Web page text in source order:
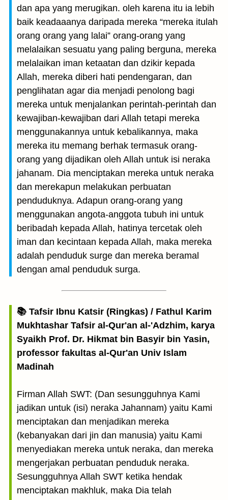
dan apa yang merugikan. oleh karena itu ia lebih
baik keadaaanya daripada mereka “mereka itulah
orang orang yang lalai” orang-orang yang
melalaikan sesuatu yang paling berguna, mereka
melalaikan iman ketaatan dan dzikir kepada
Allah, mereka diberi hati pendengaran, dan
penglihatan agar dia menjadi penolong bagi
mereka untuk menjalankan perintah-perintah dan
kewajiban-kewajiban dari Allah tetapi mereka
menggunakannya untuk kebalikannya, maka
mereka itu memang berhak termasuk orang-
orang yang dijadikan oleh Allah untuk isi neraka
jahanam. Dia menciptakan mereka untuk neraka
dan merekapun melakukan perbuatan
penduduknya. Adapun orang-orang yang
menggunakan angota-anggota tubuh ini untuk
beribadah kepada Allah, hatinya tercetak oleh
iman dan kecintaan kepada Allah, maka mereka
adalah penduduk surge dan mereka beramal
dengan amal penduduk surga.
📚 Tafsir Ibnu Katsir (Ringkas) / Fathul Karim
Mukhtashar Tafsir al-Qur'an al-'Adzhim, karya
Syaikh Prof. Dr. Hikmat bin Basyir bin Yasin,
professor fakultas al-Qur'an Univ Islam
Madinah
Firman Allah SWT: (Dan sesungguhnya Kami
jadikan untuk (isi) neraka Jahannam) yaitu Kami
menciptakan dan menjadikan mereka
(kebanyakan dari jin dan manusia) yaitu Kami
menyediakan mereka untuk neraka, dan mereka
mengerjakan perbuatan penduduk neraka.
Sesungguhnya Allah SWT ketika hendak
menciptakan makhluk, maka Dia telah